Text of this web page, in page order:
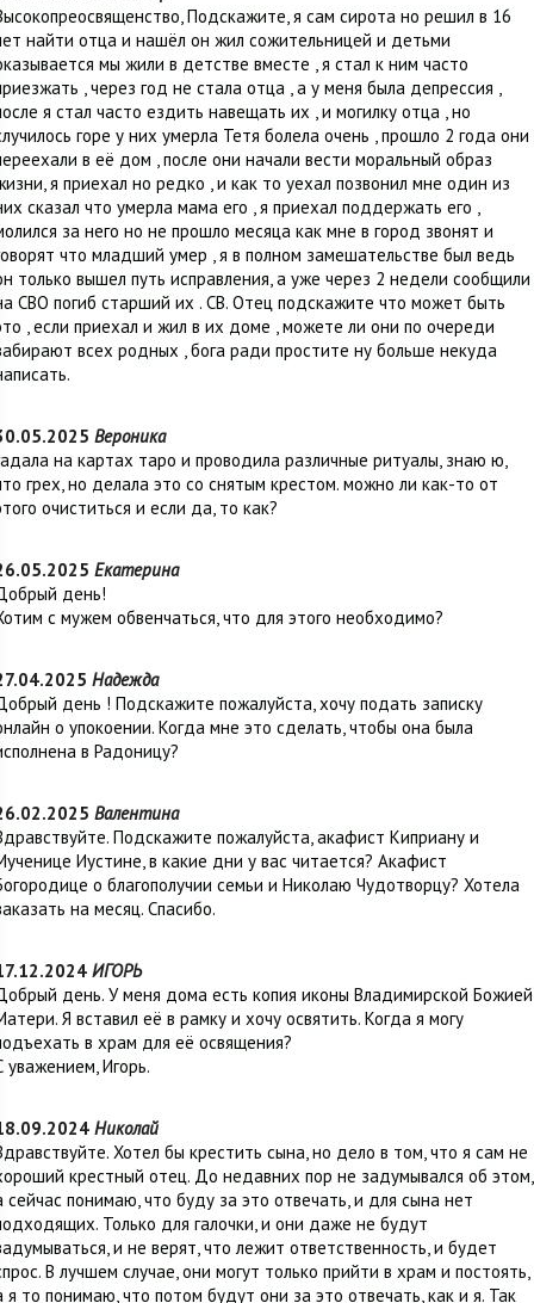
Подскажите, я сам сирота но решил в 16
найти отца и нашёл он жил сожительницей и детьми
мы жили в детстве вместе , я стал к ним часто
, через год не стала отца , а у меня была депрессия ,
я стал часто ездить навещать их , и могилку отца , но
горе у них умерла Тетя болела очень , прошло 2 года они
в её дом , после они начали вести моральный образ
я приехал но редко , и как то уехал позвонил мне один из
сказал что умерла мама его , я приехал поддержать его ,
за него но не прошло месяца как мне в город звонят и
что младший умер , я в полном замешательстве был ведь
только вышел путь исправления, а уже через 2 недели сообщили
СВО погиб старший их . СВ. Отец подскажите что может быть
, если приехал и жил в их доме , можете ли они по очереди
всех родных , бога ради простите ну больше некуда
Вероника
на картах таро и проводила различные ритуалы, знаю ю,
грех, но делала это со снятым крестом. можно ли как-то от
очиститься и если да, то как?
Екатерина
день!
с мужем обвенчаться, что для этого необходимо?
Надежда
день ! Подскажите пожалуйста, хочу подать записку
о упокоении. Когда мне это сделать, чтобы она была
в Радоницу?
Валентина
Подскажите пожалуйста, акафист Киприану и
Иустине, в какие дни у вас читается? Акафист
о благополучии семьи и Николаю Чудотворцу? Хотела
на месяц. Спасибо.
ИГОРЬ
день. У меня дома есть копия иконы Владимирской Божией
Я вставил её в рамку и хочу освятить. Когда я могу
в храм для её освящения?
уважением, Игорь.
Николай
Хотел бы крестить сына, но дело в том, что я сам не
крестный отец. До недавних пор не задумывался об этом,
сейчас понимаю, что буду за это отвечать, и для сына нет
Только для галочки, и они даже не будут
и не верят, что лежит ответственность, и будет
В лучшем случае, они могут только прийти в храм и постоять,
я то понимаю, что потом будут они за это отвечать, как и я. Так